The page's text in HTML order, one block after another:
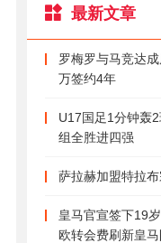
最新文章
罗梅罗与马竞达
万签约4年
U17国足1分钟轰
组全胜进四强
萨拉赫加盟特拉
皇马官宣签下19
欧转会费刷新皇